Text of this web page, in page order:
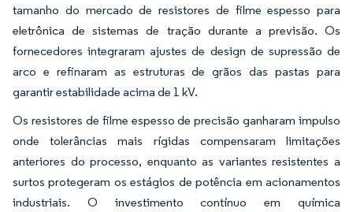
tamanho do mercado de resistores de filme espesso para
eletrônica de sistemas de tração durante a previsão. Os
fornecedores integraram ajustes de design de supressão de
arco e refinaram as estruturas de grãos das pastas para
garantir estabilidade acima de 1 kV.
Os resistores de filme espesso de precisão ganharam impulso
onde tolerâncias mais rígidas compensaram limitações
anteriores do processo, enquanto as variantes resistentes a
surtos protegeram os estágios de potência em acionamentos
industriais. O investimento contínuo em química